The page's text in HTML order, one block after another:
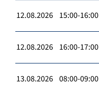
12.08.2026 15:00-16:00
12.08.2026 16:00-17:00
13.08.2026 08:00-09:00